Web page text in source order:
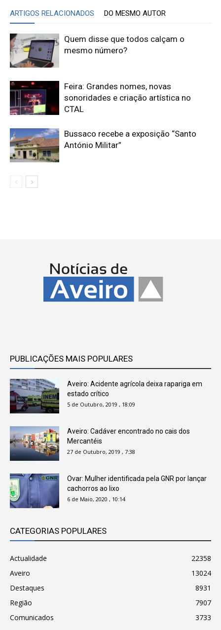
ARTIGOS RELACIONADOS DO MESMO AUTOR
Quem disse que todos calçam o
mesmo número?
Feira: Grandes nomes, novas
sonoridades e criação artística no
CTAL
Bussaco recebe a exposição “Santo
António Militar”
PUBLICAÇÕES MAIS POPULARES
Aveiro: Acidente agrícola deixa rapariga em
estado crítico
5 de Outubro, 2019 , 18:09
Aveiro: Cadáver encontrado no cais dos
Mercantéis
27 de Outubro, 2019 , 7:38
Ovar: Mulher identificada pela GNR por lançar
cachorros ao lixo
6 de Maio, 2020 , 10:14
CATEGORIAS POPULARES
Actualidade
22358
Aveiro
13024
Destaques
8931
Região
7907
Comunicados
3733